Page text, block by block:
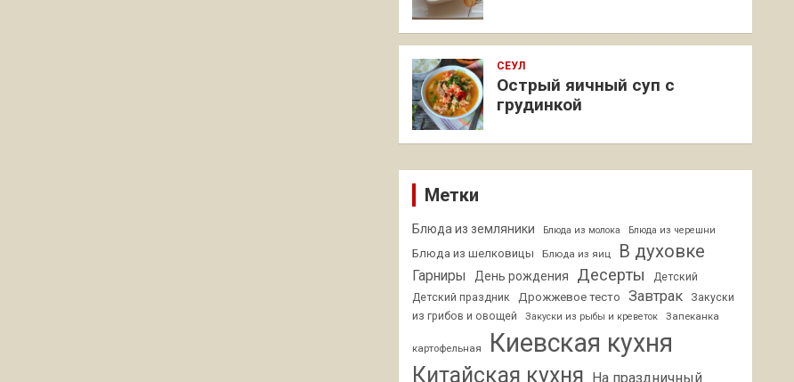
СЕУЛ
Острый яичный суп с
грудинкой
Метки
Блюда из земляники Блюда из молока Блюда из черешни
Блюда из шелковицы Блюда из яиц В духовке
Гарниры День рождения Десерты
Детский
Детский праздник
Дрожжевое тесто Завтрак
Закуски
из грибов и овощей
Закуски из рыбы и креветок Запеканка
картофельная Киевская кухня
Китайская кухня На праздничный